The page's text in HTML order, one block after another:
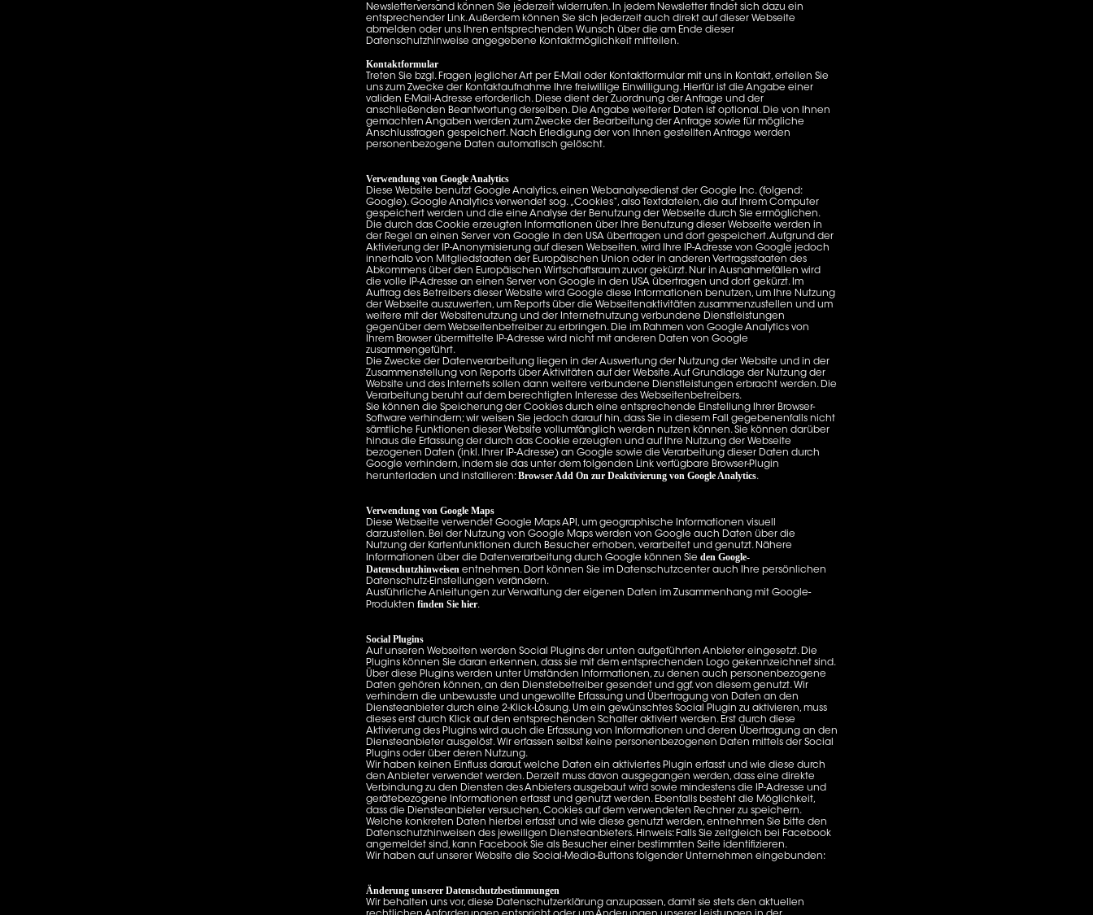
Newsletterversand können Sie jederzeit widerrufen. In jedem Newsletter findet sich dazu ein
entsprechender Link. Außerdem können Sie sich jederzeit auch direkt auf dieser Webseite
abmelden oder uns Ihren entsprechenden Wunsch über die am Ende dieser
Datenschutzhinweise angegebene Kontaktmöglichkeit mitteilen.
Kontaktformular
Treten Sie bzgl. Fragen jeglicher Art per E-Mail oder Kontaktformular mit uns in Kontakt, erteilen Sie
uns zum Zwecke der Kontaktaufnahme Ihre freiwillige Einwilligung. Hierfür ist die Angabe einer
validen E-Mail-Adresse erforderlich. Diese dient der Zuordnung der Anfrage und der
anschließenden Beantwortung derselben. Die Angabe weiterer Daten ist optional. Die von Ihnen
gemachten Angaben werden zum Zwecke der Bearbeitung der Anfrage sowie für mögliche
Anschlussfragen gespeichert. Nach Erledigung der von Ihnen gestellten Anfrage werden
personenbezogene Daten automatisch gelöscht.
Verwendung von Google Analytics
Diese Website benutzt Google Analytics, einen Webanalysedienst der Google Inc. (folgend:
Google). Google Analytics verwendet sog. „Cookies“, also Textdateien, die auf Ihrem Computer
gespeichert werden und die eine Analyse der Benutzung der Webseite durch Sie ermöglichen.
Die durch das Cookie erzeugten Informationen über Ihre Benutzung dieser Webseite werden in
der Regel an einen Server von Google in den USA übertragen und dort gespeichert. Aufgrund der
Aktivierung der IP-Anonymisierung auf diesen Webseiten, wird Ihre IP-Adresse von Google jedoch
innerhalb von Mitgliedstaaten der Europäischen Union oder in anderen Vertragsstaaten des
Abkommens über den Europäischen Wirtschaftsraum zuvor gekürzt. Nur in Ausnahmefällen wird
die volle IP-Adresse an einen Server von Google in den USA übertragen und dort gekürzt. Im
Auftrag des Betreibers dieser Website wird Google diese Informationen benutzen, um Ihre Nutzung
der Webseite auszuwerten, um Reports über die Webseitenaktivitäten zusammenzustellen und um
weitere mit der Websitenutzung und der Internetnutzung verbundene Dienstleistungen
gegenüber dem Webseitenbetreiber zu erbringen. Die im Rahmen von Google Analytics von
Ihrem Browser übermittelte IP-Adresse wird nicht mit anderen Daten von Google
zusammengeführt.
Die Zwecke der Datenverarbeitung liegen in der Auswertung der Nutzung der Website und in der
Zusammenstellung von Reports über Aktivitäten auf der Website. Auf Grundlage der Nutzung der
Website und des Internets sollen dann weitere verbundene Dienstleistungen erbracht werden. Die
Verarbeitung beruht auf dem berechtigten Interesse des Webseitenbetreibers.
Sie können die Speicherung der Cookies durch eine entsprechende Einstellung Ihrer Browser-
Software verhindern; wir weisen Sie jedoch darauf hin, dass Sie in diesem Fall gegebenenfalls nicht
sämtliche Funktionen dieser Website vollumfänglich werden nutzen können. Sie können darüber
hinaus die Erfassung der durch das Cookie erzeugten und auf Ihre Nutzung der Webseite
bezogenen Daten (inkl. Ihrer IP-Adresse) an Google sowie die Verarbeitung dieser Daten durch
Google verhindern, indem sie das unter dem folgenden Link verfügbare Browser-Plugin
herunterladen und installieren:Browser Add On zur Deaktivierung von Google Analytics.
Verwendung von Google Maps
Diese Webseite verwendet Google Maps API, um geographische Informationen visuell
darzustellen. Bei der Nutzung von Google Maps werden von Google auch Daten über die
Nutzung der Kartenfunktionen durch Besucher erhoben, verarbeitet und genutzt. Nähere
Informationen über die Datenverarbeitung durch Google können Sie den Google-
Datenschutzhinweisen entnehmen. Dort können Sie im Datenschutzcenter auch Ihre persönlichen
Datenschutz-Einstellungen verändern.
Ausführliche Anleitungen zur Verwaltung der eigenen Daten im Zusammenhang mit Google-
Produkten finden Sie hier.
Social Plugins
Auf unseren Webseiten werden Social Plugins der unten aufgeführten Anbieter eingesetzt. Die
Plugins können Sie daran erkennen, dass sie mit dem entsprechenden Logo gekennzeichnet sind.
Über diese Plugins werden unter Umständen Informationen, zu denen auch personenbezogene
Daten gehören können, an den Dienstebetreiber gesendet und ggf. von diesem genutzt. Wir
verhindern die unbewusste und ungewollte Erfassung und Übertragung von Daten an den
Diensteanbieter durch eine 2-Klick-Lösung. Um ein gewünschtes Social Plugin zu aktivieren, muss
dieses erst durch Klick auf den entsprechenden Schalter aktiviert werden. Erst durch diese
Aktivierung des Plugins wird auch die Erfassung von Informationen und deren Übertragung an den
Diensteanbieter ausgelöst. Wir erfassen selbst keine personenbezogenen Daten mittels der Social
Plugins oder über deren Nutzung.
Wir haben keinen Einfluss darauf, welche Daten ein aktiviertes Plugin erfasst und wie diese durch
den Anbieter verwendet werden. Derzeit muss davon ausgegangen werden, dass eine direkte
Verbindung zu den Diensten des Anbieters ausgebaut wird sowie mindestens die IP-Adresse und
gerätebezogene Informationen erfasst und genutzt werden. Ebenfalls besteht die Möglichkeit,
dass die Diensteanbieter versuchen, Cookies auf dem verwendeten Rechner zu speichern.
Welche konkreten Daten hierbei erfasst und wie diese genutzt werden, entnehmen Sie bitte den
Datenschutzhinweisen des jeweiligen Diensteanbieters. Hinweis: Falls Sie zeitgleich bei Facebook
angemeldet sind, kann Facebook Sie als Besucher einer bestimmten Seite identifizieren.
Wir haben auf unserer Website die Social-Media-Buttons folgender Unternehmen eingebunden:
Änderung unserer Datenschutzbestimmungen
Wir behalten uns vor, diese Datenschutzerklärung anzupassen, damit sie stets den aktuellen